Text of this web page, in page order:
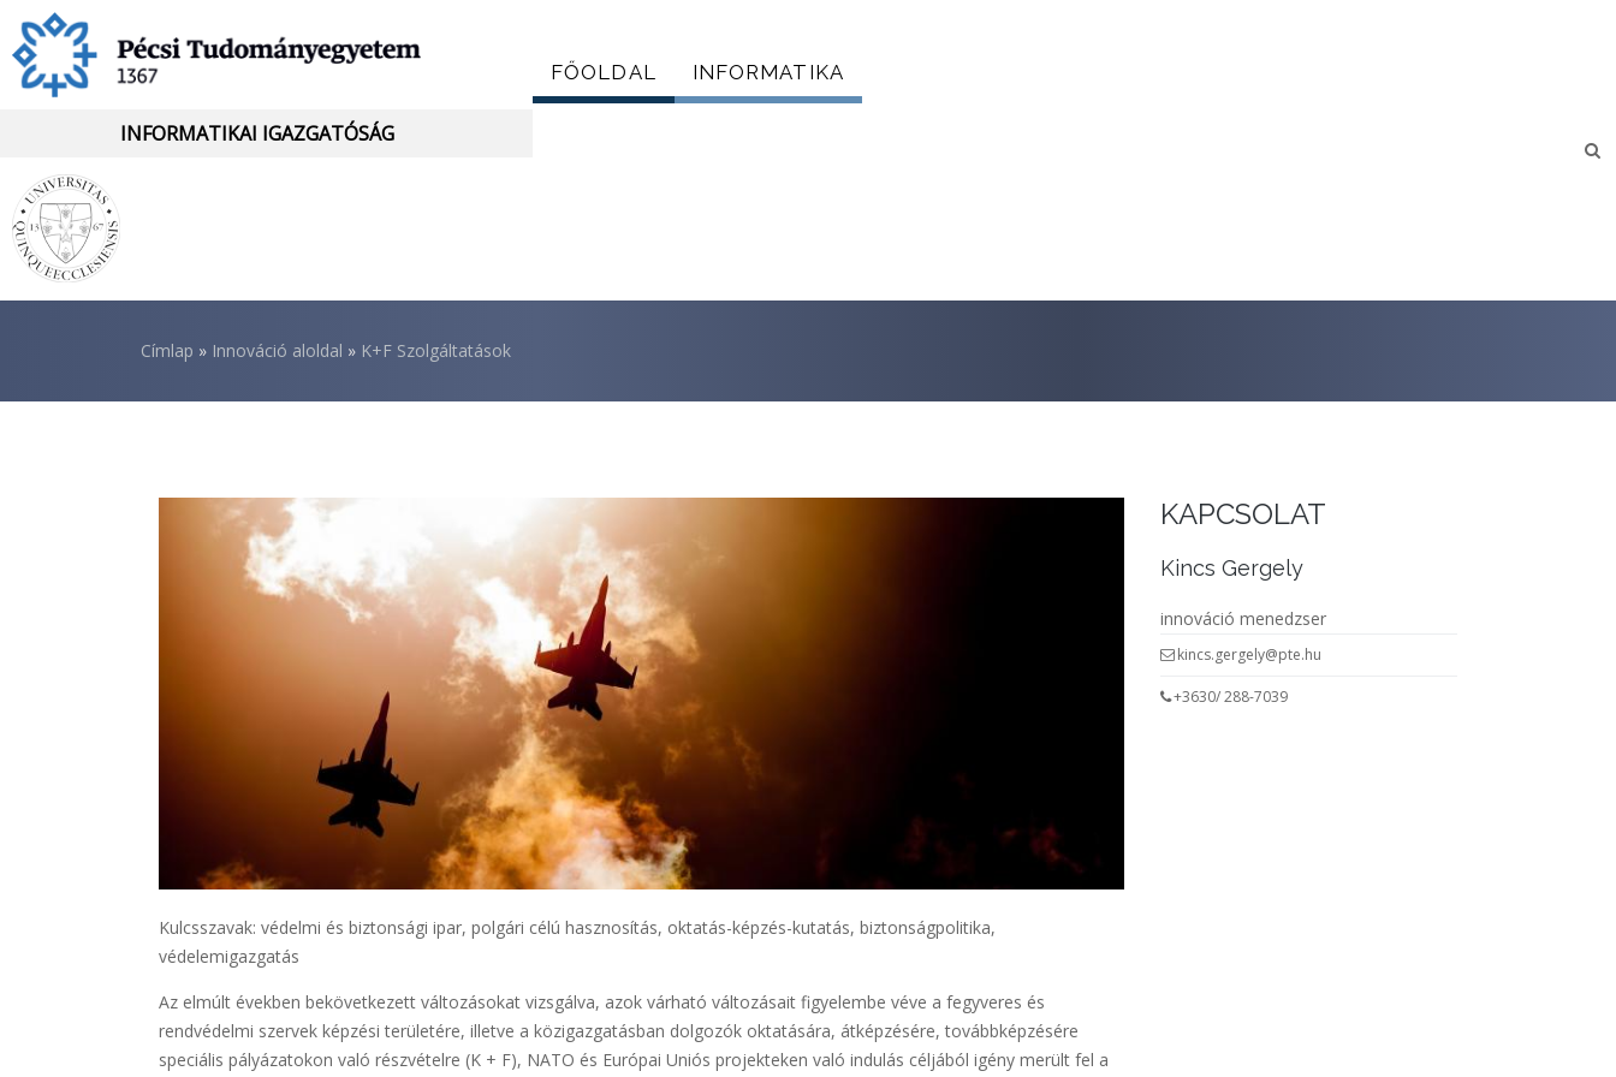
tartalomra
INFORMATIKAI IGAZGATÓSÁG
Főmenü
FŐOLDAL INFORMATIKA
Morzsa
Címlap Innováció aloldal K+F Szolgáltatások
Kulcsszavak: védelmi és biztonsági ipar, polgári célú hasznosítás, oktatás-képzés-kutatás, biztonságpolitika,
védelemigazgatás
Az elmúlt években bekövetkezett változásokat vizsgálva, azok várható változásait figyelembe véve a fegyveres és
rendvédelmi szervek képzési területére, illetve a közigazgatásban dolgozók oktatására, átképzésére, továbbképzésére
speciális pályázatokon való részvételre (K + F), NATO és Európai Uniós projekteken való indulás céljából igény merült fel a
KAPCSOLAT
Kincs Gergely
innováció menedzser
kincs.gergely@pte.hu
+3630/ 288-7039